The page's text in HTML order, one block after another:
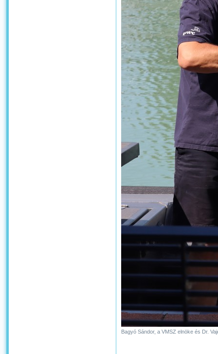
Bagyó Sándor, a VMSZ elnöke és Dr.